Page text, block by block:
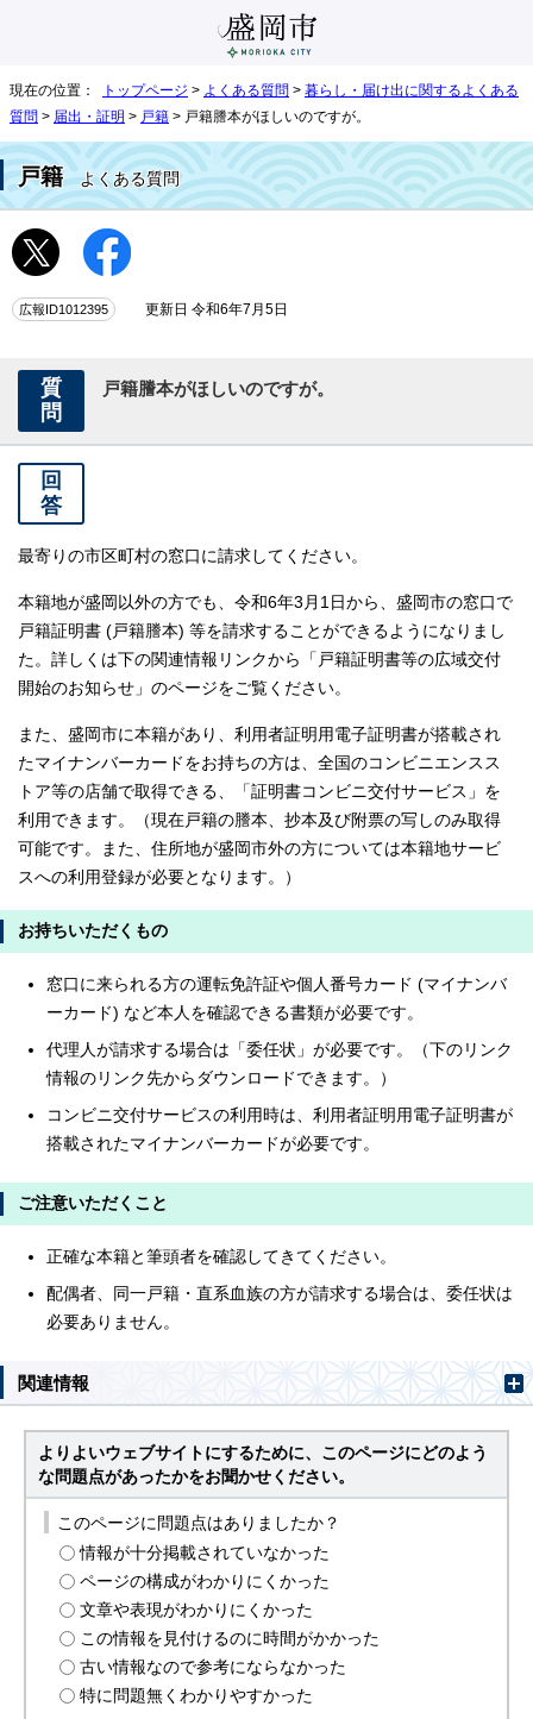
現在の位置： トップページ > よくある質問 > 暮らし・届け出に関するよくある
質問 > 届出・証明 > 戸籍 > 戸籍謄本がほしいのですが。
戸籍よくある質問
広報ID1012395 更新日 令和6年7月5日
質
問
戸籍謄本がほしいのですが。
回
答
最寄りの市区町村の窓口に請求してください。
本籍地が盛岡以外の方でも、令和6年3月1日から、盛岡市の窓口で
戸籍証明書 (戸籍謄本) 等を請求することができるようになりまし
た。詳しくは下の関連情報リンクから「戸籍証明書等の広域交付
開始のお知らせ」のページをご覧ください。
また、盛岡市に本籍があり、利用者証明用電子証明書が搭載され
たマイナンバーカードをお持ちの方は、全国のコンビニエンスス
トア等の店舗で取得できる、「証明書コンビニ交付サービス」を
利用できます。（現在戸籍の謄本、抄本及び附票の写しのみ取得
可能です。また、住所地が盛岡市外の方については本籍地サービ
スへの利用登録が必要となります。）
お持ちいただくもの
窓口に来られる方の運転免許証や個人番号カード (マイナンバ
ーカード) など本人を確認できる書類が必要です。
代理人が請求する場合は「委任状」が必要です。（下のリンク
情報のリンク先からダウンロードできます。）
コンビニ交付サービスの利用時は、利用者証明用電子証明書が
搭載されたマイナンバーカードが必要です。
ご注意いただくこと
正確な本籍と筆頭者を確認してきてください。
配偶者、同一戸籍・直系血族の方が請求する場合は、委任状は
必要ありません。
関連情報
よりよいウェブサイトにするために、このページにどのよう
な問題点があったかをお聞かせください。
このページに問題点はありましたか？
情報が十分掲載されていなかった
ページの構成がわかりにくかった
文章や表現がわかりにくかった
この情報を見付けるのに時間がかかった
古い情報なので参考にならなかった
特に問題無くわかりやすかった